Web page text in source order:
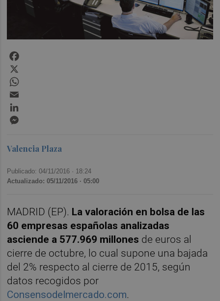
Valencia Plaza
Publicado: 04/11/2016 · 18:24
Actualizado: 05/11/2016 · 05:00
MADRID (EP). La valoración en bolsa de las
60 empresas españolas analizadas
asciende a 577.969 millones de euros al
cierre de octubre, lo cual supone una bajada
del 2% respecto al cierre de 2015, según
datos recogidos por
Consensodelmercado.com.